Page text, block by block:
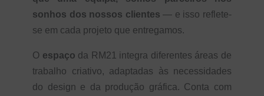
sonhos dos nossos clientes — e isso reflete-
se em cada projeto que entregamos.
O espaço da RM21 integra diferentes áreas de
trabalho criativo, adaptadas às necessidades
do design e da produção gráfica. Conta com